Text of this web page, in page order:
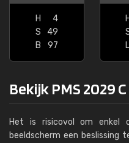
H
4
S
49
B
97
H
L
Bekijk PMS 2029
Het is risicovol om enkel
beeldscherm een beslissing